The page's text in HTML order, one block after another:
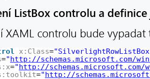
ListBox controlu a
XAML controlu bude vypadat
x:Class=
="http://schemas.microsoft.com/
="http://schemas.microsoft.com/
="http://